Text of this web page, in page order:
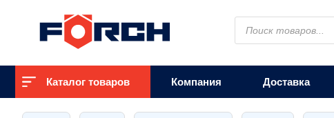
Поиск
товаров
Каталог товаров Компания Доставка